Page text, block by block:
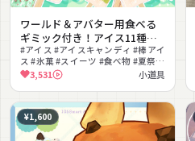
ワールド＆アバター用食べる
ギミック付き！アイス11種セ
ット🍦
#アイス #アイスキャンディ #棒アイ
ス #氷菓 #スイーツ #食べ物 #夏祭り
#食べるギミック #あたりはずれ #撮
影向け
3,531 小道具
¥1,600